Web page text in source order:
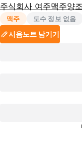
주식회사 여주맥주양
맥주 도수 정보 없음
시음노트 남기기